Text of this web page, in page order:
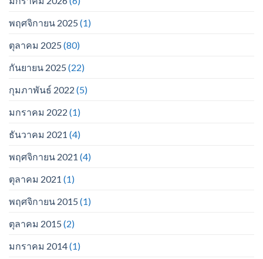
พฤศจิกายน 2025 (1)
ตุลาคม 2025 (80)
กันยายน 2025 (22)
กุมภาพันธ์ 2022 (5)
มกราคม 2022 (1)
ธันวาคม 2021 (4)
พฤศจิกายน 2021 (4)
ตุลาคม 2021 (1)
พฤศจิกายน 2015 (1)
ตุลาคม 2015 (2)
มกราคม 2014(1)